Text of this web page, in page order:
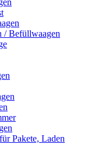
/ Befüllwaagen
Pakete, Laden